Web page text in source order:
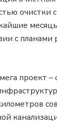
очистки
с
проект –